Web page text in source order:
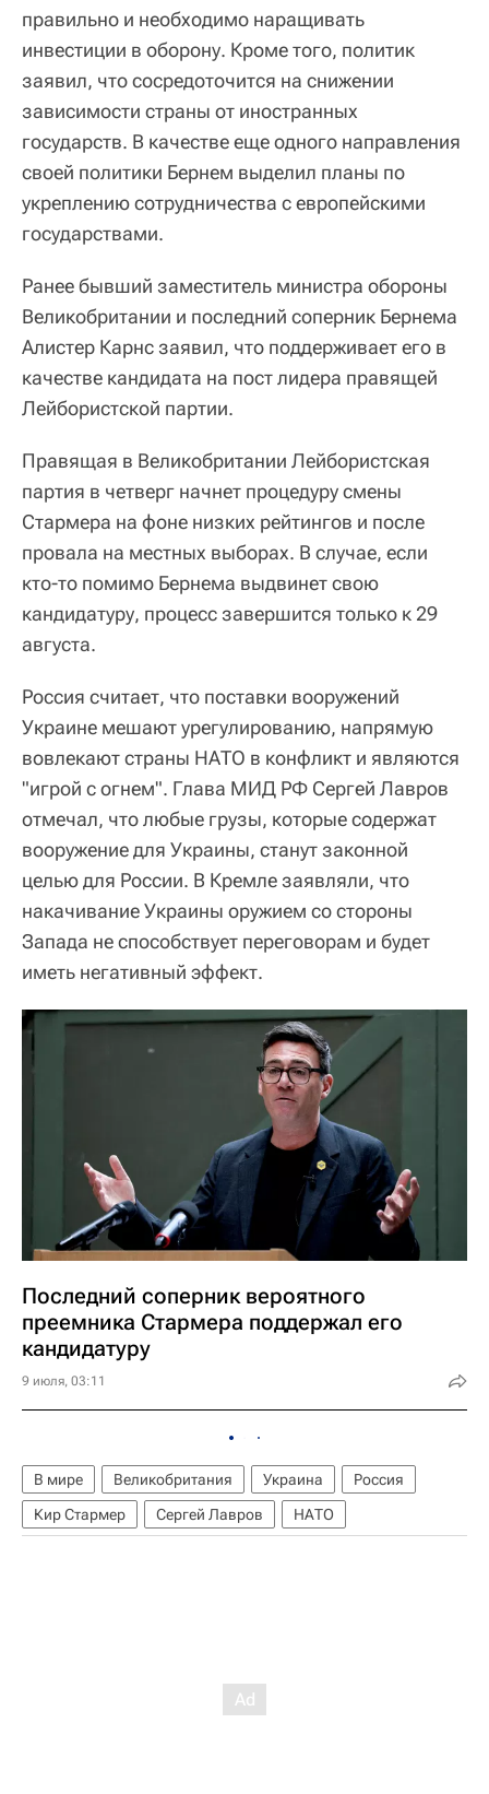
правильно и необходимо наращивать
инвестиции в оборону. Кроме того, политик
заявил, что сосредоточится на снижении
зависимости страны от иностранных
государств. В качестве еще одного направления
своей политики Бернем выделил планы по
укреплению сотрудничества с европейскими
государствами.
Ранее бывший заместитель министра обороны
Великобритании и последний соперник Бернема
Алистер Карнс заявил, что поддерживает его в
качестве кандидата на пост лидера правящей
Лейбористской партии.
Правящая в Великобритании Лейбористская
партия в четверг начнет процедуру смены
Стармера на фоне низких рейтингов и после
провала на местных выборах. В случае, если
кто-то помимо Бернема выдвинет свою
кандидатуру, процесс завершится только к 29
августа.
Россия считает, что поставки вооружений
Украине мешают урегулированию, напрямую
вовлекают страны НАТО в конфликт и являются
"игрой с огнем". Глава МИД РФ Сергей Лавров
отмечал, что любые грузы, которые содержат
вооружение для Украины, станут законной
целью для России. В Кремле заявляли, что
накачивание Украины оружием со стороны
Запада не способствует переговорам и будет
иметь негативный эффект.
Последний соперник вероятного
преемника Стармера поддержал его
кандидатуру
9 июля, 03:11
В мире Великобритания Украина
Россия
Кир Стармер
Сергей Лавров НАТО